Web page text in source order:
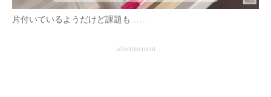
片付いているようだけど課題も……
advertisement